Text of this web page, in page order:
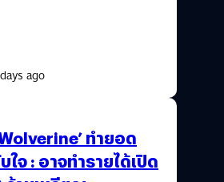
ago
ทำยอด
ใจ : อาจทำรายได้เปิด